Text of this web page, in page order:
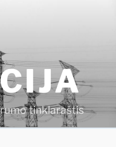
tinklaraštis